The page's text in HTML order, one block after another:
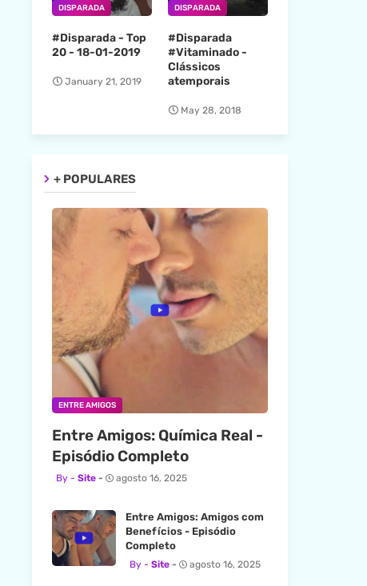
DISPARADA
#Disparada - Top
20 - 18-01-2019
January 21, 2019
DISPARADA
#Disparada
#Vitaminado -
Clássicos
atemporais
May 28, 2018
+ POPULARES
ENTRE AMIGOS
Entre Amigos: Química Real -
Episódio Completo
Site agosto 16, 2025
Entre Amigos: Amigos com
Benefícios - Episódio
Completo
Site agosto 16, 2025